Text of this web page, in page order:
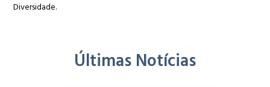
Diversidade.
Últimas Notícias